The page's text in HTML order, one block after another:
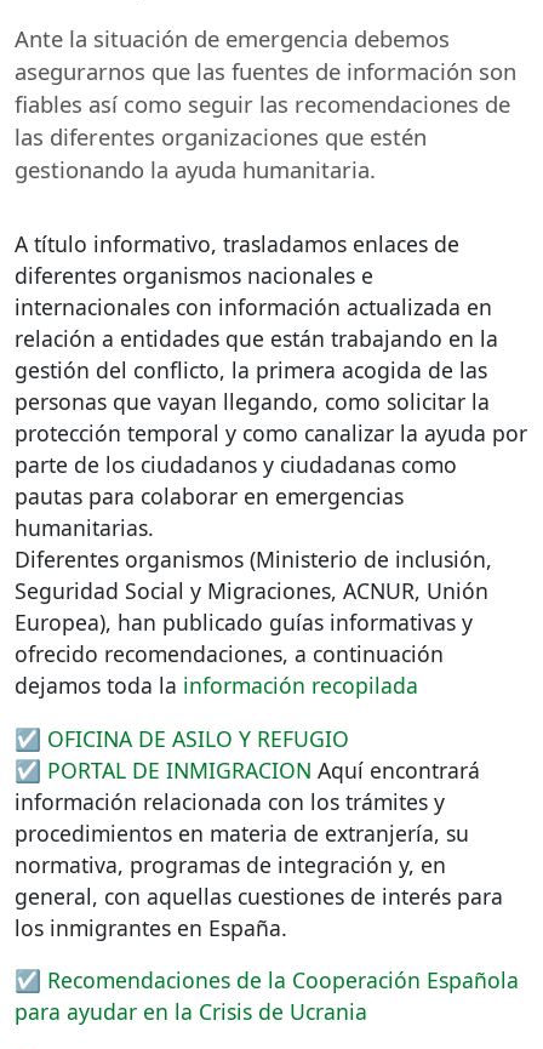
Ante la situación de emergencia debemos
asegurarnos que las fuentes de información son
fiables así como seguir las recomendaciones de
las diferentes organizaciones que estén
gestionando la ayuda humanitaria.
A título informativo, trasladamos enlaces de
diferentes organismos nacionales e
internacionales con información actualizada en
relación a entidades que están trabajando en la
gestión del conflicto, la primera acogida de las
personas que vayan llegando, como solicitar la
protección temporal y como canalizar la ayuda por
parte de los ciudadanos y ciudadanas como
pautas para colaborar en emergencias
humanitarias.
Diferentes organismos (Ministerio de inclusión,
Seguridad Social y Migraciones, ACNUR, Unión
Europea), han publicado guías informativas y
ofrecido recomendaciones, a continuación
dejamos toda la información recopilada
☑️ OFICINA DE ASILO Y REFUGIO
☑️ PORTAL DE INMIGRACION Aquí encontrará
información relacionada con los trámites y
procedimientos en materia de extranjería, su
normativa, programas de integración y, en
general, con aquellas cuestiones de interés para
los inmigrantes en España.
☑️ Recomendaciones de la Cooperación Española
para ayudar en la Crisis de Ucrania